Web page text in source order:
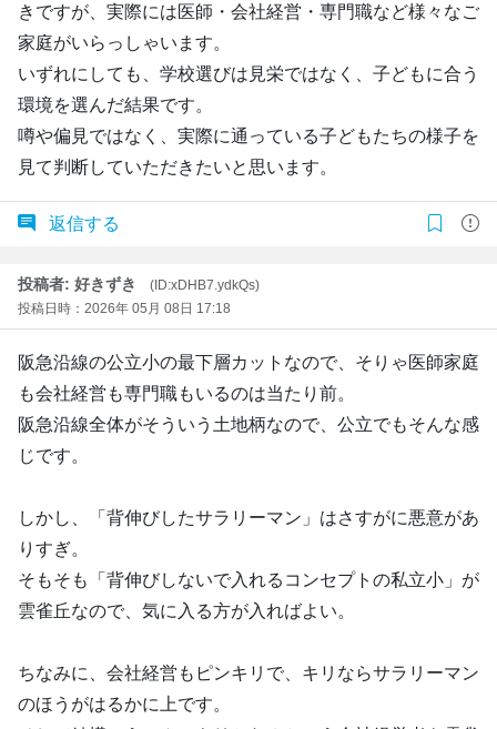
きですが、実際には医師・会社経営・専門職など様々なご
家庭がいらっしゃいます。
いずれにしても、学校選びは見栄ではなく、子どもに合う
環境を選んだ結果です。
噂や偏見ではなく、実際に通っている子どもたちの様子を
見て判断していただきたいと思います。
返信する
投稿者: 好きずき
(ID:xDHB7.ydkQs)
投稿日時：2026年 05月 08日 17:18
阪急沿線の公立小の最下層カットなので、そりゃ医師家庭
も会社経営も専門職もいるのは当たり前。
阪急沿線全体がそういう土地柄なので、公立でもそんな感
じです。
しかし、「背伸びしたサラリーマン」はさすがに悪意があ
りすぎ。
そもそも「背伸びしないで入れるコンセプトの私立小」が
雲雀丘なので、気に入る方が入ればよい。
ちなみに、会社経営もピンキリで、キリならサラリーマン
のほうがはるかに上です。